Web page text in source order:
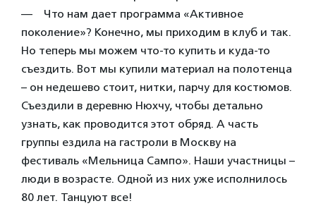
— Что нам дает программа «Активное
поколение»? Конечно, мы приходим в клуб и так.
Но теперь мы можем что-то купить и куда-то
съездить. Вот мы купили материал на полотенца
– он недешево стоит, нитки, парчу для костюмов.
Съездили в деревню Нюхчу, чтобы детально
узнать, как проводится этот обряд. А часть
группы ездила на гастроли в Москву на
фестиваль «Мельница Сампо». Наши участницы –
люди в возрасте. Одной из них уже исполнилось
80 лет. Танцуют все!